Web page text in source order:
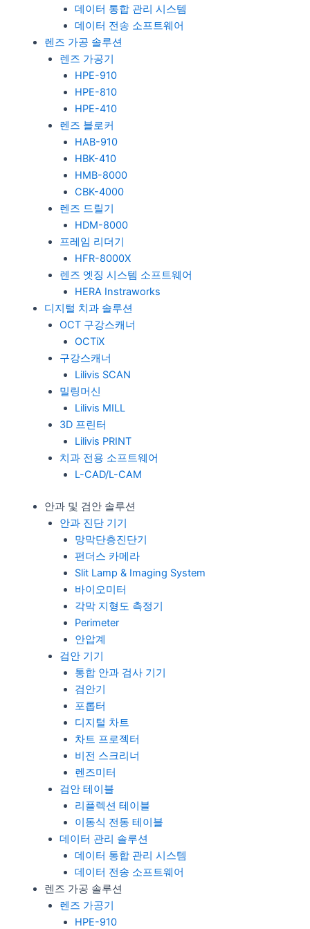
데이터 통합 관리 시스템
데이터 전송 소프트웨어
렌즈 가공 솔루션
렌즈 가공기
HPE-910
HPE-810
HPE-410
렌즈 블로커
HAB-910
HBK-410
HMB-8000
CBK-4000
렌즈 드릴기
HDM-8000
프레임 리더기
HFR-8000X
렌즈 엣징 시스템 소프트웨어
HERA Instraworks
디지털 치과 솔루션
OCT 구강스캐너
OCTiX
구강스캐너
Lilivis SCAN
밀링머신
Lilivis MILL
3D 프린터
Lilivis PRINT
치과 전용 소프트웨어
L-CAD/L-CAM
안과 및 검안 솔루션
안과 진단 기기
망막단층진단기
펀더스 카메라
Slit Lamp & Imaging System
바이오미터
각막 지형도 측정기
Perimeter
안압계
검안 기기
통합 안과 검사 기기
검안기
포롭터
디지털 차트
차트 프로젝터
비전 스크리너
렌즈미터
검안 테이블
리플렉션 테이블
이동식 전동 테이블
데이터 관리 솔루션
데이터 통합 관리 시스템
데이터 전송 소프트웨어
렌즈 가공 솔루션
렌즈 가공기
HPE-910